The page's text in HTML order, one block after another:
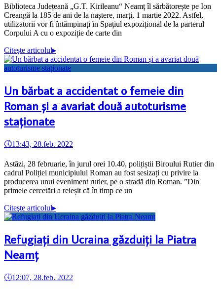
Biblioteca Județeană „G.T. Kirileanu“ Neamț îl sărbătorește pe Ion
Creangă la 185 de ani de la naștere, marți, 1 martie 2022. Astfel,
utilizatorii vor fi întâmpinați în Spațiul expozițional de la parterul
Corpului A cu o expoziție de carte din
Citeşte articolul▸
Un bărbat a accidentat o femeie din
Roman și a avariat două autoturisme
staționate
🕔13:43, 28.feb. 2022
Astăzi, 28 februarie, în jurul orei 10.40, polițiștii Biroului Rutier din
cadrul Poliției municipiului Roman au fost sesizați cu privire la
producerea unui eveniment rutier, pe o stradă din Roman. ”Din
primele cercetări a reieșit că în timp ce un
Citeşte articolul▸
Refugiați din Ucraina găzduiți la Piatra
Neamț
🕔12:07, 28.feb. 2022